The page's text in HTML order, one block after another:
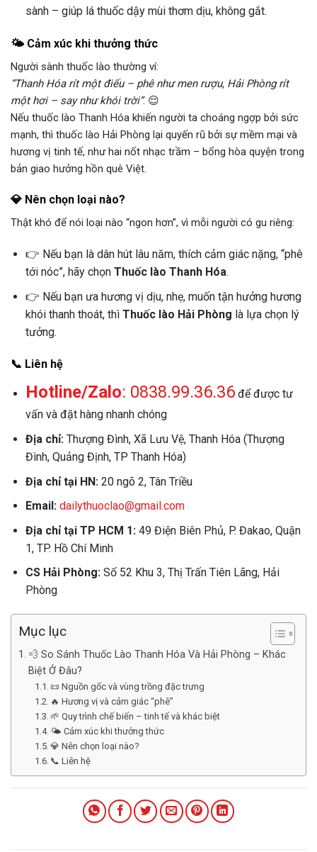
sành – giúp lá thuốc dậy mùi thơm dịu, không gắt.
🌤️ Cảm xúc khi thưởng thức
Người sành thuốc lào thường ví:
“Thanh Hóa rít một điếu – phê như men rượu, Hải Phòng rít
một hơi – say như khói trời”. 😌
Nếu thuốc lào Thanh Hóa khiến người ta choáng ngợp bởi sức
mạnh, thì thuốc lào Hải Phòng lại quyến rũ bởi sự mềm mại và
hương vị tinh tế, như hai nốt nhạc trầm – bổng hòa quyện trong
bản giao hưởng hồn quê Việt.
💎 Nên chọn loại nào?
Thật khó để nói loại nào “ngon hơn”, vì mỗi người có gu riêng:
👉 Nếu bạn là dân hút lâu năm, thích cảm giác nặng, “phê
tới nóc”, hãy chọn Thuốc lào Thanh Hóa.
👉 Nếu bạn ưa hương vị dịu, nhẹ, muốn tận hưởng hương
khói thanh thoát, thì Thuốc lào Hải Phòng là lựa chọn lý
tưởng.
📞 Liên hệ
Hotline/Zalo: 0838.99.36.36để được tư
vấn và đặt hàng nhanh chóng
Địa chỉ:Thượng Đình, Xã Lưu Vệ, Thanh Hóa (Thượng
Đình, Quảng Định, TP Thanh Hóa)
Địa chỉ tại HN:20 ngõ 2, Tân Triều
Email: dailythuoclao@gmail.com
Địa chỉ tại TP HCM 1:49 Điện Biên Phủ, P. Đakao, Quận
1, TP. Hồ Chí Minh
CS Hải Phòng:Số 52 Khu 3, Thị Trấn Tiên Lãng, Hải
Phòng
Mục lục
💨 So Sánh Thuốc Lào Thanh Hóa Và Hải Phòng – Khác
Biệt Ở Đâu?
📜 Nguồn gốc và vùng trồng đặc trưng
🔥 Hương vị và cảm giác “phê”
🌱 Quy trình chế biến – tinh tế và khác biệt
🌤️ Cảm xúc khi thưởng thức
💎 Nên chọn loại nào?
📞 Liên hệ